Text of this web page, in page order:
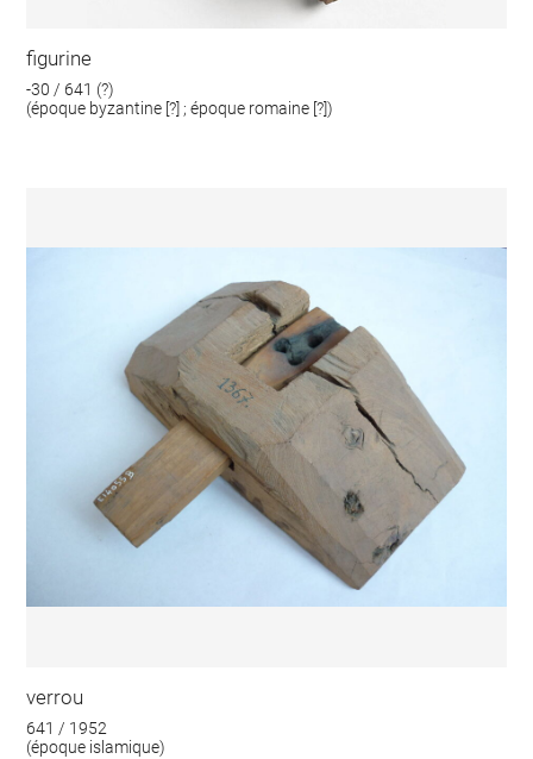
figurine
-30 / 641 (?)
(époque byzantine [?] ; époque romaine [?])
verrou
641 / 1952
(époque islamique)